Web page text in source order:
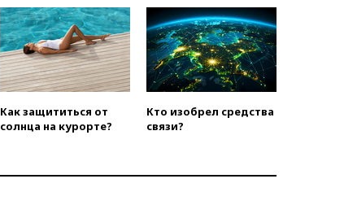
вчера, 22:45Литовец
протаранил погранпункт при
попытке попасть в Россию
вчера, 22:28Бессент
анонсировал скорое
огня США и Ирана
при нападении в Чехии
Как защититься от
солнца на курорте?
Кто изобрел средства
связи?